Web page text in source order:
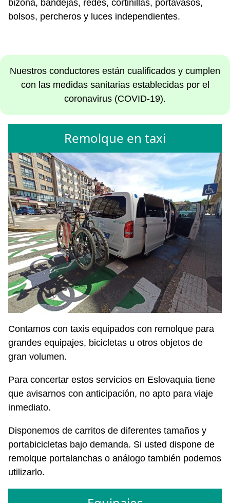
bizona, bandejas, redes, cortinillas, portavasos,
bolsos, percheros y luces independientes.
Nuestros conductores están cualificados y cumplen
con las medidas sanitarias establecidas por el
coronavirus (COVID-19).
Remolque en taxi
Contamos con taxis equipados con remolque para
grandes equipajes, bicicletas u otros objetos de
gran volumen.
Para concertar estos servicios en Eslovaquia tiene
que avisarnos con anticipación, no apto para viaje
inmediato.
Disponemos de carritos de diferentes tamaños y
portabicicletas bajo demanda. Si usted dispone de
remolque portalanchas o análogo también podemos
utilizarlo.